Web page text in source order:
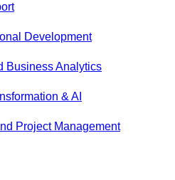
Development
Business Analytics
& AI
Project Management